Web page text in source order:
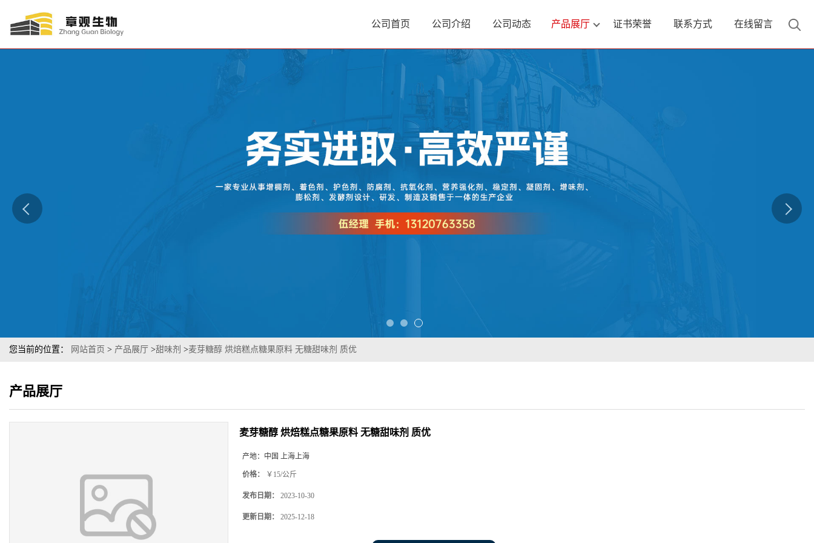
公司首页 公司介绍 公司动态 产品展厅 证书荣誉 联系方式 在线留言
您当前的位置： 网站首页 > 产品展厅 >甜味剂 >麦芽糖醇 烘焙糕点糖果原料 无糖甜味剂 质优
产品展厅
麦芽糖醇 烘焙糕点糖果原料 无糖甜味剂 质优
产地： 中国 上海上海
价格： ￥15/公斤
发布日期： 2023-10-30
更新日期： 2025-12-18